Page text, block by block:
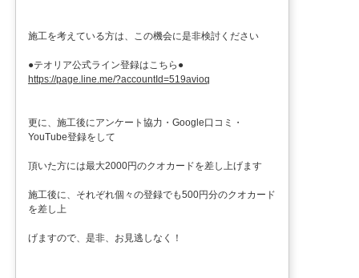
施工を考えている方は、この機会に是非検討ください
●テオリア公式ライン登録はこちら●
https://page.line.me/?accountId=519avioq
更に、施工後にアンケート協力・Google口コミ・
YouTube登録をして
頂いた方には最大2000円のクオカードを差し上げます
施工後に、それぞれ個々の登録でも500円分のクオカード
を差し上
げますので、是非、お見逃しなく！